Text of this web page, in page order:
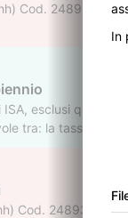
In
Cod. 248931
esclusi quelli
tra: la
fornire
Cod. 248930